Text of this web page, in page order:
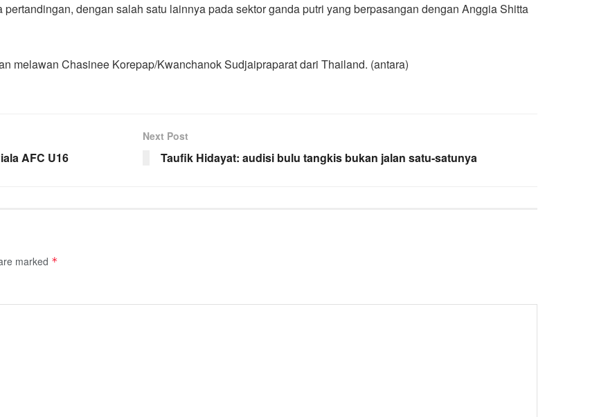
dengan salah satu lainnya pada sektor ganda putri yang berpasangan dengan Anggia Shitta
melawan Chasinee Korepap/Kwanchanok Sudjaipraparat dari Thailand. (antara)
AFC U16
Next Post
Taufik Hidayat: audisi bulu tangkis bukan jalan satu-satunya
marked *